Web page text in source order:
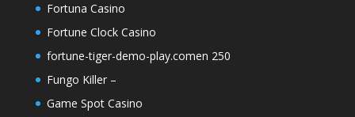
Fortuna Casino
Fortune Clock Casino
fortune-tiger-demo-play.comen 250
Fungo Killer –
Game Spot Casino